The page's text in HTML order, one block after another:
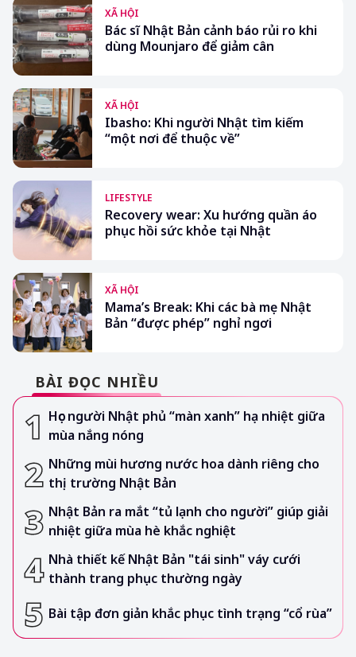
XÃ HỘI
Bác sĩ Nhật Bản cảnh báo rủi ro khi
dùng Mounjaro để giảm cân
XÃ HỘI
Ibasho: Khi người Nhật tìm kiếm
“một nơi để thuộc về”
LIFESTYLE
Recovery wear: Xu hướng quần áo
phục hồi sức khỏe tại Nhật
XÃ HỘI
Mama’s Break: Khi các bà mẹ Nhật
Bản “được phép” nghỉ ngơi
BÀI ĐỌC NHIỀU
Học người Nhật phủ “màn xanh” hạ nhiệt giữa
mùa nắng nóng
Những mùi hương nước hoa dành riêng cho
thị trường Nhật Bản
Nhật Bản ra mắt “tủ lạnh cho người” giúp giải
nhiệt giữa mùa hè khắc nghiệt
Nhà thiết kế Nhật Bản "tái sinh" váy cưới
thành trang phục thường ngày
Bài tập đơn giản khắc phục tình trạng “cổ rùa”